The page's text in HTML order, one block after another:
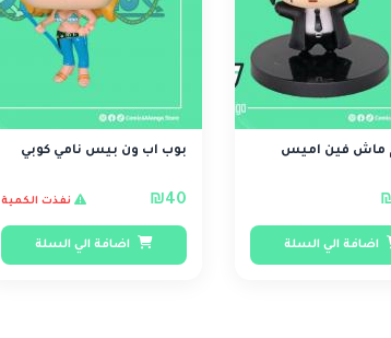
فين اميس
اضافة الي السلة
بوب اب ون بيس نامي كوبي
₪40 نفذت الكمية
اضافة الي السلة